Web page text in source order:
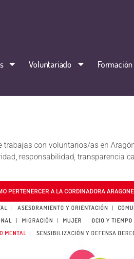
Voluntariado Formación
trabajas con voluntarios/as en
responsabilidad, transparencia
PERTENERCER A LA CORDINADORA
ASESORAMIENTO Y ORIENTACIÓN
MIGRACIÓN MUJER OCIO Y
MENTAL
SENSIBILIZACIÓN Y DEFENSA